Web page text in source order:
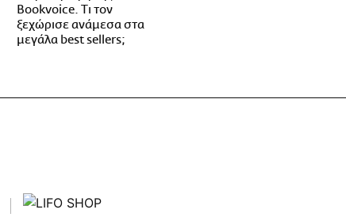
Bookvoice. Τι τον
ξεχώρισε ανάμεσα στα
μεγάλα best sellers;